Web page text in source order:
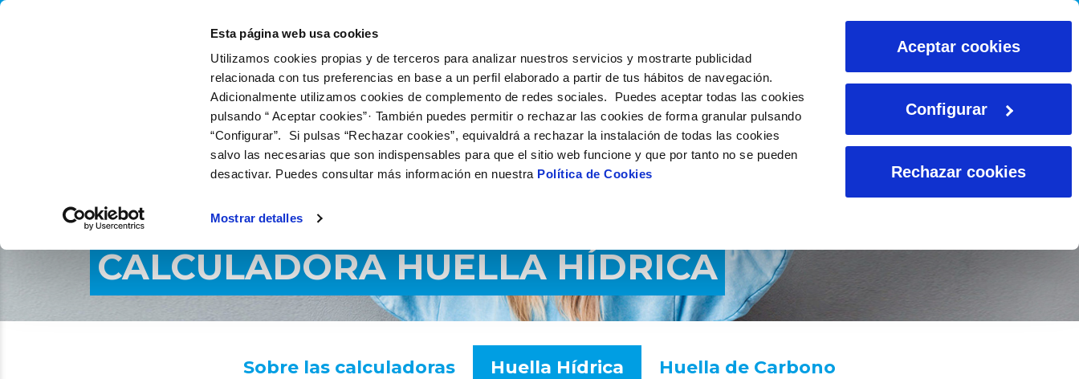
Esta página web usa cookies
Utilizamos cookies propias y de terceros para analizar nuestros servicios y mostrarte publicidad
relacionada con tus preferencias en base a un perfil elaborado a partir de tus hábitos de navegación.
Adicionalmente utilizamos cookies de complemento de redes sociales. Puedes aceptar todas las cookies
pulsando “ Aceptar cookies”· También puedes permitir o rechazar las cookies de forma granular pulsando
“Configurar”. Si pulsas “Rechazar cookies”, equivaldrá a rechazar la instalación de todas las cookies
salvo las necesarias que son indispensables para que el sitio web funcione y que por tanto no se pueden
desactivar. Puedes consultar más información en nuestra Política de Cookies
Mostrar detalles
Aceptar cookies
Configurar
Rechazar cookies
CALCULADORA HUELLA HÍDRICA
Sobre las calculadoras Huella Hídrica Huella de Carbono